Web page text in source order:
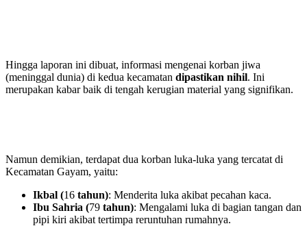
Hingga laporan ini dibuat, informasi mengenai korban jiwa
(meninggal dunia) di kedua kecamatan dipastikan nihil. Ini
merupakan kabar baik di tengah kerugian material yang signifikan.
Namun demikian, terdapat dua korban luka-luka yang tercatat di
Kecamatan Gayam, yaitu:
Ikbal (16 tahun): Menderita luka akibat pecahan kaca.
Ibu Sahria (79 tahun): Mengalami luka di bagian tangan dan
pipi kiri akibat tertimpa reruntuhan rumahnya.